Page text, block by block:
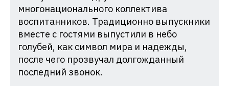
многонационального коллектива
воспитанников. Традиционно выпускники
вместе с гостями выпустили в небо
голубей, как символ мира и надежды,
после чего прозвучал долгожданный
последний звонок.